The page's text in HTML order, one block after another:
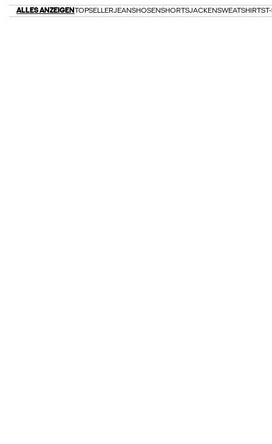
ALLES ANZEIGEN TOPSELLERJEANSHOSENSHORTSJACKENSWEATSHIRTS